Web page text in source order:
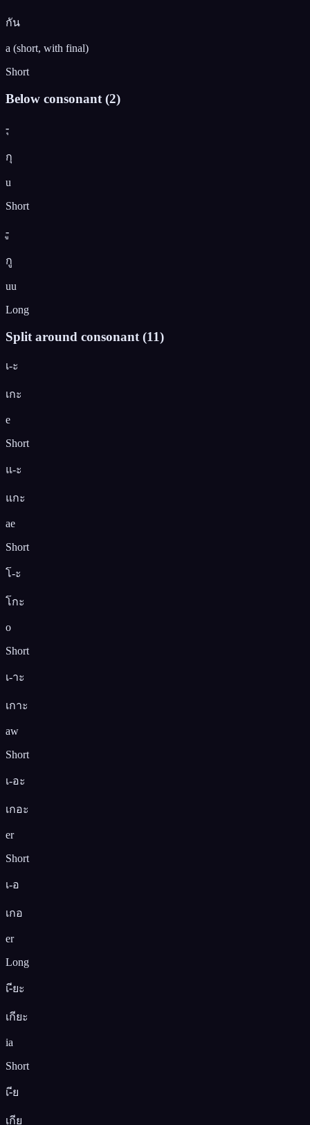
กัน
a (short, with final)
Short
Below consonant (2)
-ุ
กุ
u
Short
-ู
กู
uu
Long
Split around consonant (11)
เ-ะ
เกะ
e
Short
แ-ะ
แกะ
ae
Short
โ-ะ
โกะ
o
Short
เ-าะ
เกาะ
aw
Short
เ-อะ
เกอะ
er
Short
เ-อ
เกอ
er
Long
เ-ียะ
เกียะ
ia
Short
เ-ีย
เกีย